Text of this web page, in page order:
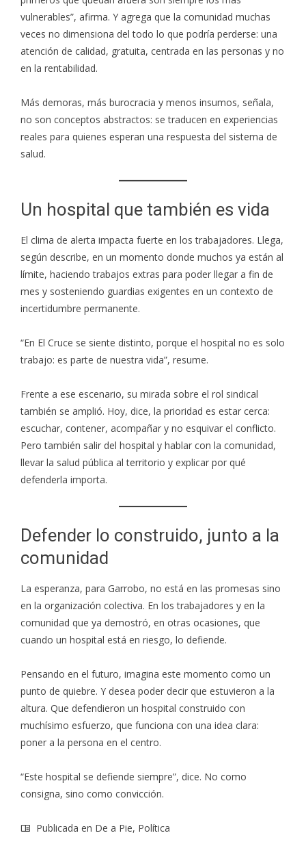
vulnerables”, afirma. Y agrega que la comunidad muchas
veces no dimensiona del todo lo que podría perderse: una
atención de calidad, gratuita, centrada en las personas y no
en la rentabilidad.
Más demoras, más burocracia y menos insumos, señala,
no son conceptos abstractos: se traducen en experiencias
reales para quienes esperan una respuesta del sistema de
salud.
Un hospital que también es vida
El clima de alerta impacta fuerte en los trabajadores. Llega,
según describe, en un momento donde muchos ya están al
límite, haciendo trabajos extras para poder llegar a fin de
mes y sosteniendo guardias exigentes en un contexto de
incertidumbre permanente.
“En El Cruce se siente distinto, porque el hospital no es solo
trabajo: es parte de nuestra vida”, resume.
Frente a ese escenario, su mirada sobre el rol sindical
también se amplió. Hoy, dice, la prioridad es estar cerca:
escuchar, contener, acompañar y no esquivar el conflicto.
Pero también salir del hospital y hablar con la comunidad,
llevar la salud pública al territorio y explicar por qué
defenderla importa.
Defender lo construido, junto a la
comunidad
La esperanza, para Garrobo, no está en las promesas sino
en la organización colectiva. En los trabajadores y en la
comunidad que ya demostró, en otras ocasiones, que
cuando un hospital está en riesgo, lo defiende.
Pensando en el futuro, imagina este momento como un
punto de quiebre. Y desea poder decir que estuvieron a la
altura. Que defendieron un hospital construido con
muchísimo esfuerzo, que funciona con una idea clara:
poner a la persona en el centro.
“Este hospital se defiende siempre”, dice. No como
consigna, sino como convicción.
Publicada en De a Pie, Política